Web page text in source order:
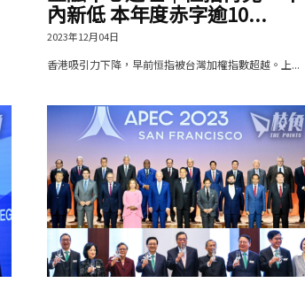
內新低 本年度赤字逾10...
2023年12月04日
香港吸引力下降，早前恒指被台灣加權指數超越。上...